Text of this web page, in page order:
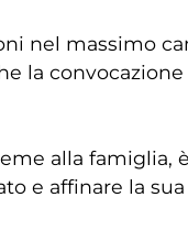
nel massimo
la
alla famiglia,
e affinare la